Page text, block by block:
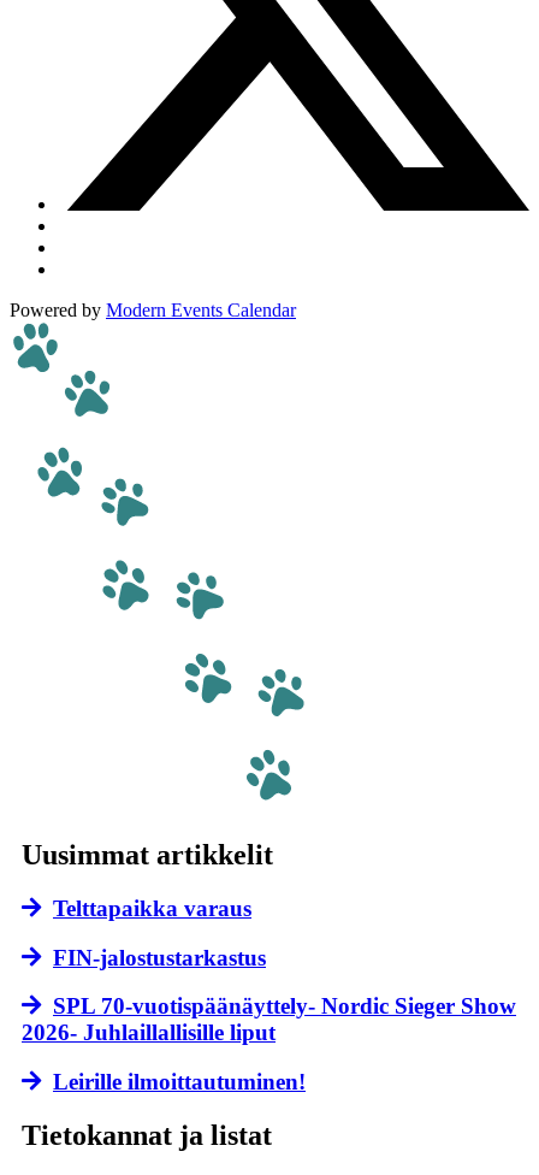
Powered by Modern Events Calendar
Uusimmat artikkelit
Telttapaikka varaus
FIN-jalostustarkastus
SPL 70-vuotispäänäyttely- Nordic Sieger Show
2026- Juhlaillallisille liput
Leirille ilmoittautuminen!
Tietokannat ja listat